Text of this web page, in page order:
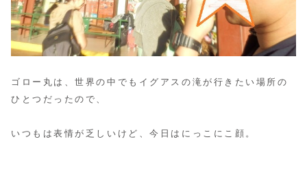
ゴロー丸は、世界の中でもイグアスの滝が行きたい場所の
ひとつだったので、
いつもは表情が乏しいけど、今日はにっこにこ顔。